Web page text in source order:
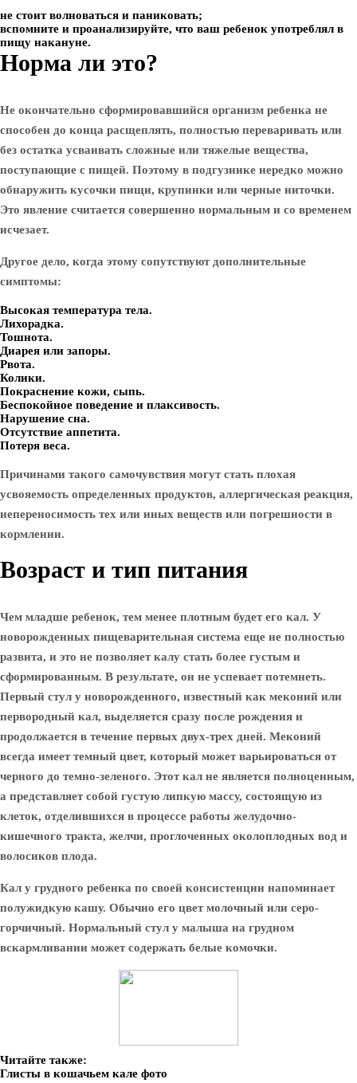
не стоит волноваться и паниковать;
вспомните и проанализируйте, что ваш ребенок употреблял в
пищу накануне.
Норма ли это?
Не окончательно сформировавшийся организм ребенка не
способен до конца расщеплять, полностью переваривать или
без остатка усваивать сложные или тяжелые вещества,
поступающие с пищей. Поэтому в подгузнике нередко можно
обнаружить кусочки пищи, крупинки или черные ниточки.
Это явление считается совершенно нормальным и со временем
исчезает.
Другое дело, когда этому сопутствуют дополнительные
симптомы:
Высокая температура тела.
Лихорадка.
Тошнота.
Диарея или запоры.
Рвота.
Колики.
Покраснение кожи, сыпь.
Беспокойное поведение и плаксивость.
Нарушение сна.
Отсутствие аппетита.
Потеря веса.
Причинами такого самочувствия могут стать плохая
усвояемость определенных продуктов, аллергическая реакция,
непереносимость тех или иных веществ или погрешности в
кормлении.
Возраст и тип питания
Чем младше ребенок, тем менее плотным будет его кал. У
новорожденных пищеварительная система еще не полностью
развита, и это не позволяет калу стать более густым и
сформированным. В результате, он не успевает потемнеть.
Первый стул у новорожденного, известный как меконий или
первородный кал, выделяется сразу после рождения и
продолжается в течение первых двух-трех дней. Меконий
всегда имеет темный цвет, который может варьироваться от
черного до темно-зеленого. Этот кал не является полноценным,
а представляет собой густую липкую массу, состоящую из
клеток, отделившихся в процессе работы желудочно-
кишечного тракта, желчи, проглоченных околоплодных вод и
волосиков плода.
Кал у грудного ребенка по своей консистенции напоминает
полужидкую кашу. Обычно его цвет молочный или серо-
горчичный. Нормальный стул у малыша на грудном
вскармливании может содержать белые комочки.
Читайте также:
Глисты в кошачьем кале фото